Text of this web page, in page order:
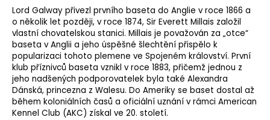
Lord Galway přivezl prvního baseta do Anglie v roce 1866 a
o několik let později, v roce 1874, Sir Everett Millais založil
vlastní chovatelskou stanici. Millais je považován za „otce“
baseta v Anglii a jeho úspěšné šlechtění přispělo k
popularizaci tohoto plemene ve Spojeném království. První
klub příznivců baseta vznikl v roce 1883, přičemž jednou z
jeho nadšených podporovatelek byla také Alexandra
Dánská, princezna z Walesu. Do Ameriky se baset dostal až
během koloniálních časů a oficiální uznání v rámci American
Kennel Club (AKC) získal ve 20. století.